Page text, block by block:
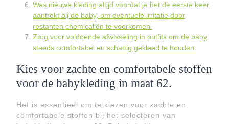
Was nieuwe kleding altijd voordat je het de eerste keer
aantrekt bij de baby, om eventuele irritatie door
restanten chemicaliën te voorkomen.
Zorg voor voldoende afwisseling in outfits om de baby
steeds comfortabel en schattig gekleed te houden.
Kies voor zachte en comfortabele stoffen
voor de babykleding in maat 62.
Het is essentieel om te kiezen voor zachte en
comfortabele stoffen bij het selecteren van